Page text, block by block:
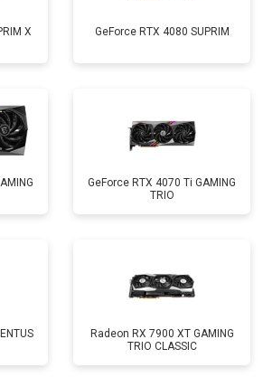
X GeForce RTX 4080 SUPRIM
GeForce RTX 4070 Ti GAMING
TRIO
Radeon RX 7900 XT GAMING
TRIO CLASSIC